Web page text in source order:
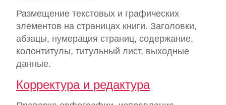
Размещение текстовых и графических
элементов на страницах книги. Заголовки,
абзацы, нумерация страниц, содержание,
колонтитулы, титульный лист, выходные
данные.
Корректура и редактура